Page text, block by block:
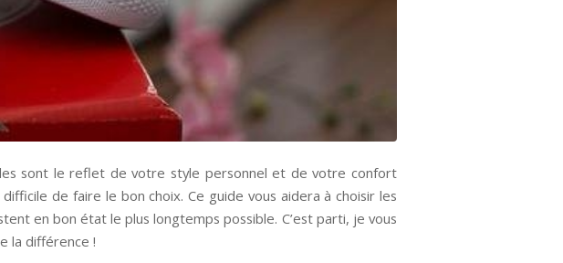
sont le reflet de votre style personnel et de votre confort
de faire le bon choix. Ce guide vous aidera à choisir les
en bon état le plus longtemps possible. C’est parti, je vous
la différence !